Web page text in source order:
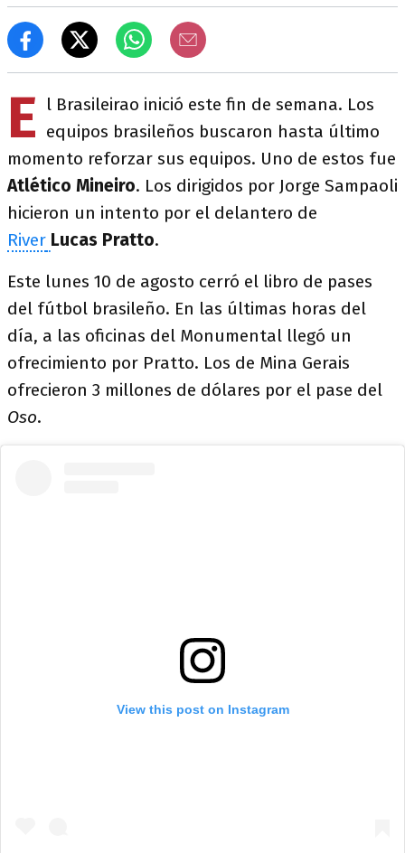
E
l Brasileirao inició este fin de semana. Los
equipos brasileños buscaron hasta último
momento reforzar sus equipos. Uno de estos fue
Atlético Mineiro. Los dirigidos por Jorge Sampaoli
hicieron un intento por el delantero de
River Lucas Pratto.
Este lunes 10 de agosto cerró el libro de pases
del fútbol brasileño. En las últimas horas del
día, a las oficinas del Monumental llegó un
ofrecimiento por Pratto. Los de Mina Gerais
ofrecieron 3 millones de dólares por el pase del
Oso.
View this post on Instagram